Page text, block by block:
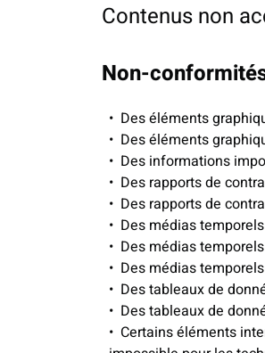
Contenus non
Non-
Des éléments
Des éléments
Des informations
Des rapports de
Des rapports de
Des médias
Des médias
Des médias
Des tableaux de
Des tableaux de
Certains éléments